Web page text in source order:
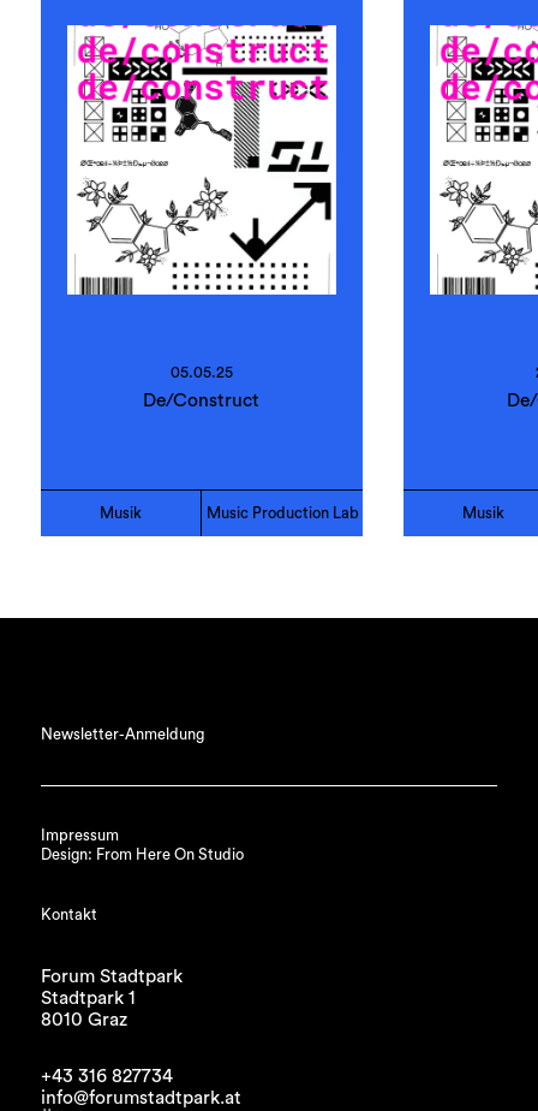
05.05.25
De/Construct
Musik Music Production Lab Musik
Newsletter-Anmeldung
Impressum
Design: From Here On Studio
Kontakt
Forum Stadtpark
Stadtpark 1
8010 Graz
+43 316 827734
info@forumstadtpark.at